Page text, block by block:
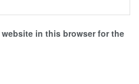
website in this browser for the